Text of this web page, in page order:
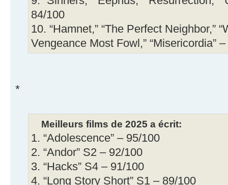
84/100
10. “Hamnet,” “The Perfect Neighbor,”
Vengeance Most Fowl,” “Misericordia”
*
Meilleurs films de 2025 a écrit:
1. “Adolescence” – 95/100
2. “Andor” S2 – 92/100
3. “Hacks” S4 – 91/100
4. “Long Story Short” S1 – 89/100